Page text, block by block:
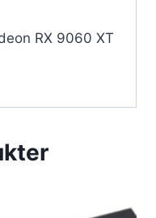
RX 9060 XT